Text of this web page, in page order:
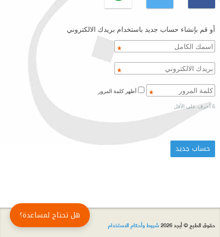
أو قم بإنشاء حساب جديد باستخدام بريدك الالكتروني
6 أحرف على الأقل
حقوق الطبع © أبجد 2026 شروط وأحكام الاستخدام
هل تحتاج لمساعدة؟